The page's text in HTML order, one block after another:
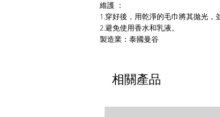
維護 ：
1.穿好後，用乾淨的毛巾將其拋光，
2.避免使用香水和乳液。
製造業：泰國曼谷
相關產品